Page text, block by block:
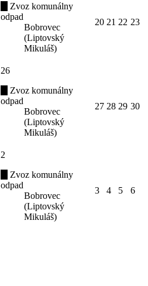
Zvoz komunálny
odpad
Bobrovec
(Liptovský
Mikuláš)
20 21 22 23
26
Zvoz komunálny
odpad
Bobrovec
(Liptovský
Mikuláš)
27 28 29 30
2
Zvoz komunálny
odpad
Bobrovec
(Liptovský
Mikuláš)
3 4 5 6